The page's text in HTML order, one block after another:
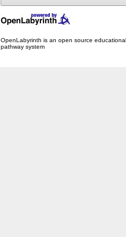
OpenLabyrinth is an open source educational
pathway system